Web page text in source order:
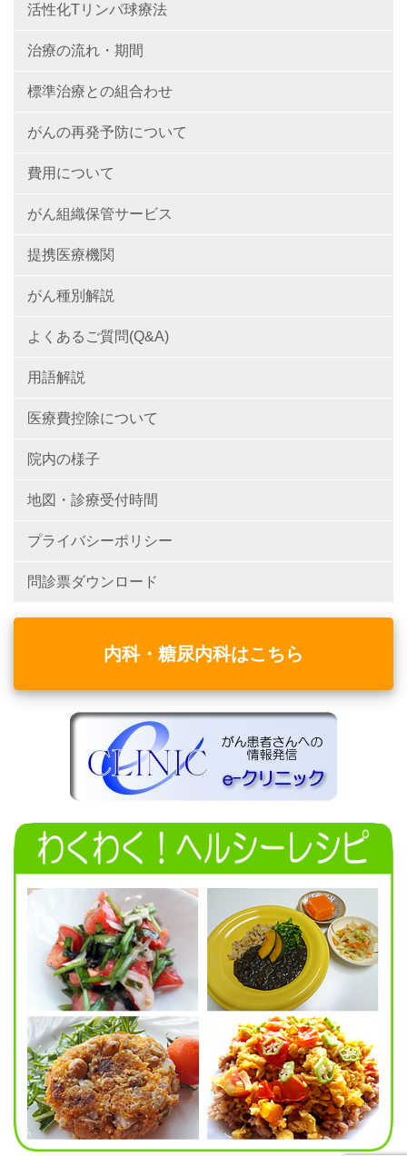
活性化Tリンパ球療法
治療の流れ・期間
標準治療との組合わせ
がんの再発予防について
費用について
がん組織保管サービス
提携医療機関
がん種別解説
よくあるご質問(Q&A)
用語解説
医療費控除について
院内の様子
地図・診療受付時間
プライバシーポリシー
問診票ダウンロード
内科・糖尿内科はこちら